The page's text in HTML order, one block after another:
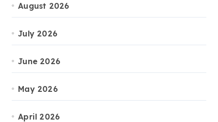
August 2026
July 2026
June 2026
May 2026
April 2026